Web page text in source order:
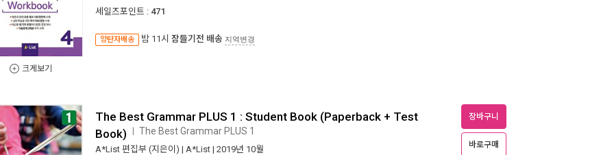
크게보기
세일즈포인트 : 471
양탄자배송 밤 11시 잠들기전 배송 지역변경
The Best Grammar PLUS 1 : Student Book (Paperback + Test
Book) The Best Grammar PLUS 1
A*List 편집부 (지은이) | A*List | 2019년 10월
장바구니
바로구매